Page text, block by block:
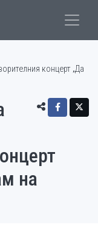
концерт „Да
на